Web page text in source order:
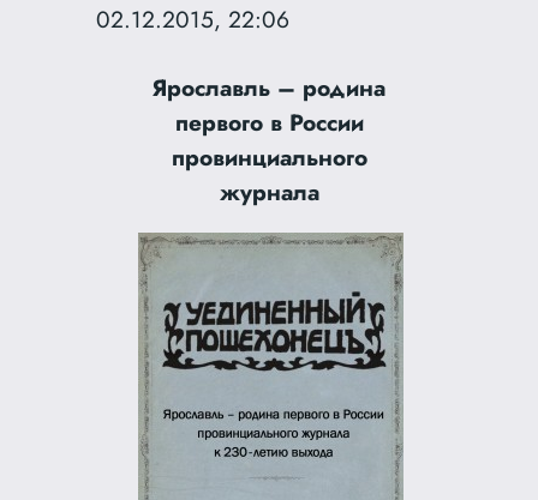
02.12.2015, 22:06
Ярославль – родина
первого в России
провинциального
журнала